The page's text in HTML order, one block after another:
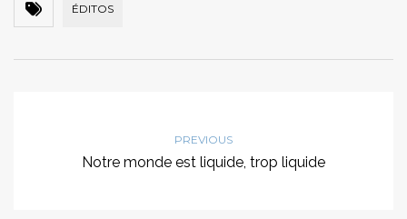
ÉDITOS
PREVIOUS
Notre monde est liquide, trop liquide